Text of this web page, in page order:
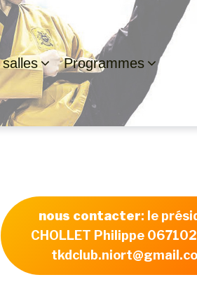
Programmes
nous contacter: le
CHOLLET Philippe